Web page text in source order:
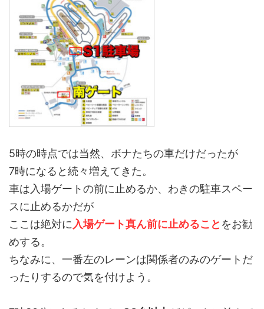
5時の時点では当然、ボナたちの車だけだったが
7時になると続々増えてきた。
車は入場ゲートの前に止めるか、わきの駐車スペー
スに止めるかだが
ここは絶対に 入場ゲート真ん前に止めること をお勧
めする。
ちなみに、一番左のレーンは関係者のみのゲートだ
ったりするので気を付けよう。